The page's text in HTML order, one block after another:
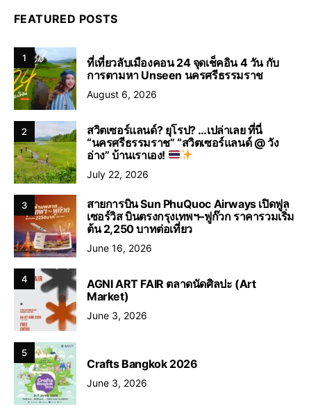
FEATURED POSTS
1
ที่เที่ยวลับเมืองคอน 24 จุดเช็คอิน 4 วัน กับ
การตามหา Unseen นครศรีธรรมราช
August 6, 2026
2
สวิตเซอร์แลนด์? ยุโรป? …เปล่าเลย ที่นี่
“นครศรีธรรมราช” “สวิตเซอร์แลนด์ @ วัง
อ่าง” บ้านเราเอง!
July 22, 2026
3
สายการบิน Sun PhuQuoc Airways เปิดฟูล
เซอร์วิส บินตรงกรุงเทพฯ–ฟูก๊วก ราคารวมเริ่ม
ต้น 2,250 บาทต่อเที่ยว
June 16, 2026
4
AGNI ART FAIR ตลาดนัดศิลปะ (Art
Market)
June 3, 2026
5
Crafts Bangkok 2026
June 3, 2026